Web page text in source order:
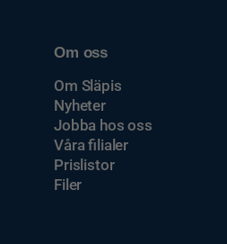
Om oss
Om Släpis
Nyheter
Jobba hos oss
Våra filialer
Prislistor
Filer